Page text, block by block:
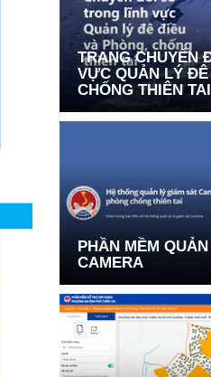
TRANG CHUYỂN
VỰC QUẢN LÝ
CHỐNG THIÊN TAI
PHẦN MỀM
CAMERA